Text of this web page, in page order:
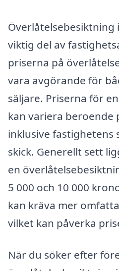
Överlåtelsebesiktning
viktig del av
priserna på
vara avgörande för
säljare. Priserna för
kan variera beroende
inklusive fastighetens
skick. Generellt sett
en
5 000 och 10 000
kan kräva mer
vilket kan påverka
När du söker efter